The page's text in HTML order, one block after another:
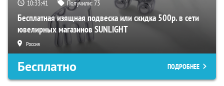
10:33:40 Получили:73
Бесплатная изящная подвеска или скидка 500р. в сети
ювелирных магазинов SUNLIGHT
Россия
Бесплатно ПОДРОБНЕЕ